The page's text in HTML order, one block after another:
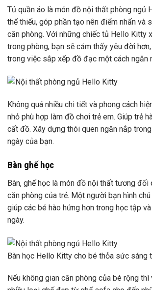
Tủ quần áo là món đồ nội thất phòng ngủ
thể thiếu, góp phần tạo nên điểm nhấn và
căn phòng. Với những chiếc tủ Hello Kitty
trong phòng, bạn sẽ cảm thấy yêu đời
trong việc sắp xếp đồ đạc một cách ngăn
Không quá nhiều chi tiết và phong cách
nhỏ phù hợp làm đồ chơi trẻ em. Giúp trẻ
cất đồ. Xây dựng thói quen ngăn nắp
ngày của bạn.
Bàn ghế học
Bàn, ghế học là món đồ nội thất tương đối
căn phòng của trẻ. Một người bạn hình
giúp các bé hào hứng hơn trong học tập
ngày.
Bàn học Hello Kitty cho bé thỏa sức sáng
Nếu không gian căn phòng của bé rộng